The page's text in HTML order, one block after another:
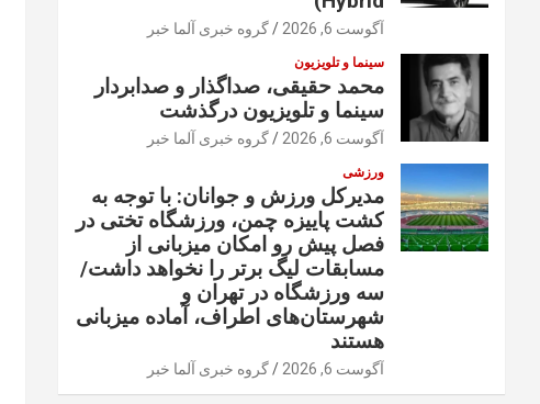
آگوست 6, 2026 گروه خبری آلما خبر
سینما و تلویزیون
محمد حقیقی، صداگذار و صدابردار
سینما و تلویزیون درگذشت
آگوست 6, 2026 گروه خبری آلما خبر
ورزشی
مدیرکل ورزش و جوانان: با توجه به
کشت پاییزه چمن، ورزشگاه تختی در
فصل پیش رو امکان میزبانی از
مسابقات لیگ برتر را نخواهد داشت/
سه ورزشگاه در تهران و
شهرستان‌های اطراف، آماده میزبانی
هستند
آگوست 6, 2026 گروه خبری آلما خبر